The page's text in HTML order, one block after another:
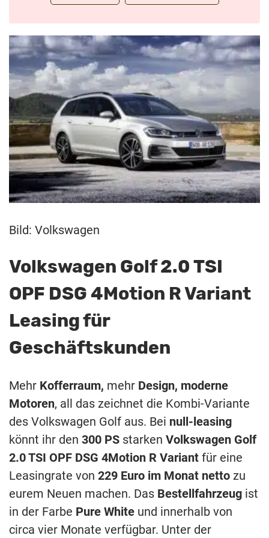
Bild: Volkswagen
Volkswagen Golf 2.0 TSI
OPF DSG 4Motion R Variant
Leasing für
Geschäftskunden
Mehr Kofferraum, mehr Design, moderne
Motoren, all das zeichnet die Kombi-Variante
des Volkswagen Golf aus. Bei null-leasing
könnt ihr den 300 PS starken Volkswagen Golf
2.0 TSI OPF DSG 4Motion R Variant für eine
Leasingrate von 229 Euro im Monat netto zu
eurem Neuen machen. Das Bestellfahrzeug ist
in der Farbe Pure White und innerhalb von
circa vier Monate verfügbar. Unter der